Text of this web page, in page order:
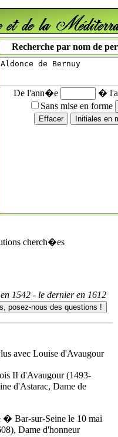
Recherche par nom de
De l'ann�e
�
Sans mise en forme
cherch�es
1542 - le dernier en 1612
avec Louise d'Avaugour
II d'Avaugour (1493-
d'Astarac, Dame de
� Bar-sur-Seine le 10 mai
Dame d'honneur